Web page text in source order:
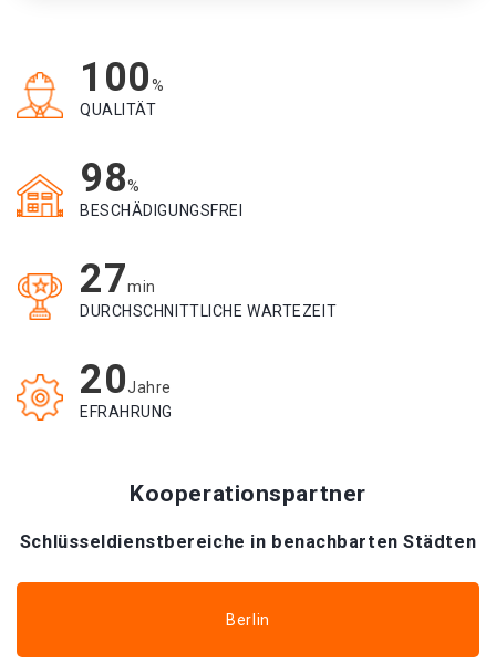
100%
QUALITÄT
98%
BESCHÄDIGUNGSFREI
27min
DURCHSCHNITTLICHE WARTEZEIT
20Jahre
EFRAHRUNG
Kooperationspartner
Schlüsseldienstbereiche in benachbarten Städten
Berlin